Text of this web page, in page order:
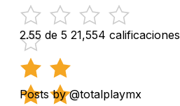
2.55 de 5 21,554 calificaciones
Posts by @totalplaymx